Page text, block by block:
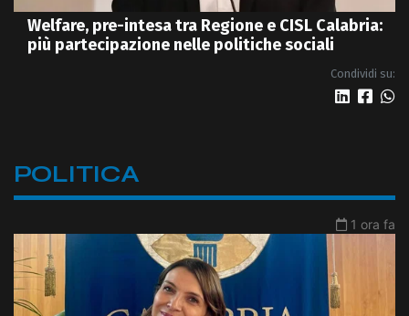
Welfare, pre-intesa tra Regione e CISL Calabria:
più partecipazione nelle politiche sociali
Condividi su:
POLITICA
1 ora fa